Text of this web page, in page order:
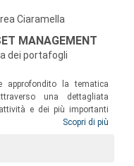
Ciaramella
MANAGEMENT
dei portafogli
approfondito la tematica
una dettagliata
e dei più importanti
le differenti tipologie di
ma che potrà incontrare
dottorati e corsi di
Scopri di più